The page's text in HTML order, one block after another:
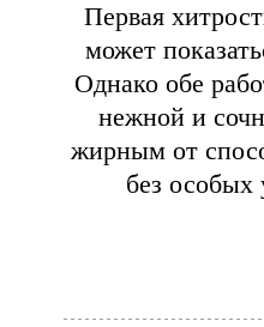
Первая
может
Однако обе
нежной и
жирным от
без особых